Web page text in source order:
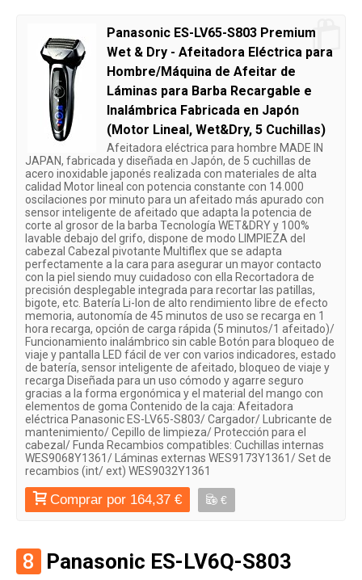
Panasonic ES-LV65-S803 Premium
Wet & Dry - Afeitadora Eléctrica para
Hombre/Máquina de Afeitar de
Láminas para Barba Recargable e
Inalámbrica Fabricada en Japón
(Motor Lineal, Wet&Dry, 5 Cuchillas)
Afeitadora eléctrica para hombre MADE IN
JAPAN, fabricada y diseñada en Japón, de 5 cuchillas de
acero inoxidable japonés realizada con materiales de alta
calidad Motor lineal con potencia constante con 14.000
oscilaciones por minuto para un afeitado más apurado con
sensor inteligente de afeitado que adapta la potencia de
corte al grosor de la barba Tecnología WET&DRY y 100%
lavable debajo del grifo, dispone de modo LIMPIEZA del
cabezal Cabezal pivotante Multiflex que se adapta
perfectamente a la cara para asegurar un mayor contacto
con la piel siendo muy cuidadoso con ella Recortadora de
precisión desplegable integrada para recortar las patillas,
bigote, etc. Batería Li-Ion de alto rendimiento libre de efecto
memoria, autonomía de 45 minutos de uso se recarga en 1
hora recarga, opción de carga rápida (5 minutos/1 afeitado)/
Funcionamiento inalámbrico sin cable Botón para bloqueo de
viaje y pantalla LED fácil de ver con varios indicadores, estado
de batería, sensor inteligente de afeitado, bloqueo de viaje y
recarga Diseñada para un uso cómodo y agarre seguro
gracias a la forma ergonómica y el material del mango con
elementos de goma Contenido de la caja: Afeitadora
eléctrica Panasonic ES-LV65-S803/ Cargador/ Lubricante de
mantenimiento/ Cepillo de limpieza/ Protección para el
cabezal/ Funda Recambios compatibles: Cuchillas internas
WES9068Y1361/ Láminas externas WES9173Y1361/ Set de
recambios (int/ ext) WES9032Y1361
Comprar por 164,37 € €
8 Panasonic ES-LV6Q-S803